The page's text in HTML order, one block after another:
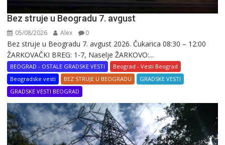
Bez struje u Beogradu 7. avgust
05/08/2026 Alex 0
Bez struje u Beogradu 7. avgust 2026. Čukarica 08:30 – 12:00
ŽARKOVAČKI BREG: 1-7, Naselje ŽARKOVO:...
BEOGRAD - OSTALE GRADSKE VESTI
Beograd - Vesti Beograd
Beogradske vesti
BEZ STRUJE U BEOGRADU
GRADSKE VESTI
GRADSKE VESTI BEOGRAD